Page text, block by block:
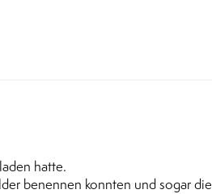
hatte.
benennen konnten und sogar die